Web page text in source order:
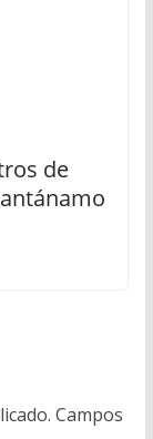
de
Campos